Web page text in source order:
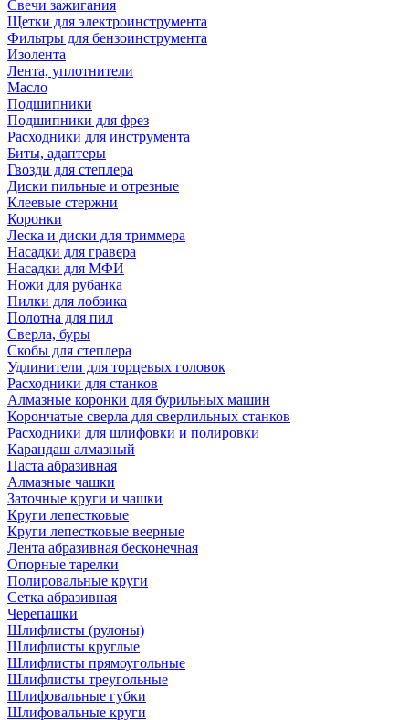
Свечи зажигания
Щетки для электроинструмента
Фильтры для бензоинструмента
Изолента
Лента, уплотнители
Масло
Подшипники
Подшипники для фрез
Расходники для инструмента
Биты, адаптеры
Гвозди для степлера
Диски пильные и отрезные
Клеевые стержни
Коронки
Леска и диски для триммера
Насадки для гравера
Насадки для МФИ
Ножи для рубанка
Пилки для лобзика
Полотна для пил
Сверла, буры
Скобы для степлера
Удлинители для торцевых головок
Расходники для станков
Алмазные коронки для бурильных машин
Корончатые сверла для сверлильных станков
Расходники для шлифовки и полировки
Карандаш алмазный
Паста абразивная
Алмазные чашки
Заточные круги и чашки
Круги лепестковые
Круги лепестковые веерные
Лента абразивная бесконечная
Опорные тарелки
Полировальные круги
Сетка абразивная
Черепашки
Шлифлисты (рулоны)
Шлифлисты круглые
Шлифлисты прямоугольные
Шлифлисты треугольные
Шлифовальные губки
Шлифовальные круги